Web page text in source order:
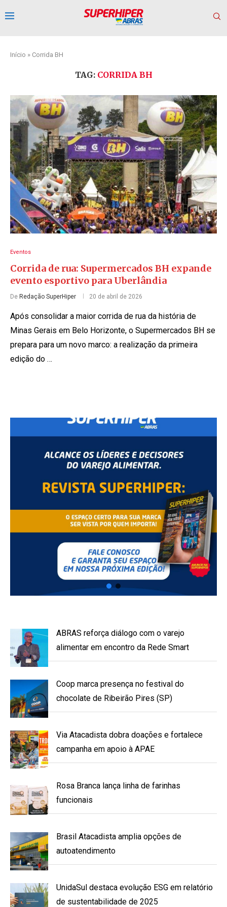
Início » Corrida BH
TAG: CORRIDA BH
Eventos
Corrida de rua: Supermercados BH expande
evento esportivo para Uberlândia
De Redação SuperHiper 20 de abril de 2026
Após consolidar a maior corrida de rua da história de
Minas Gerais em Belo Horizonte, o Supermercados BH se
prepara para um novo marco: a realização da primeira
edição do …
ABRAS reforça diálogo com o varejo
alimentar em encontro da Rede Smart
Coop marca presença no festival do
chocolate de Ribeirão Pires (SP)
Via Atacadista dobra doações e fortalece
campanha em apoio à APAE
Rosa Branca lança linha de farinhas
funcionais
Brasil Atacadista amplia opções de
autoatendimento
UnidaSul destaca evolução ESG em relatório
de sustentabilidade de 2025